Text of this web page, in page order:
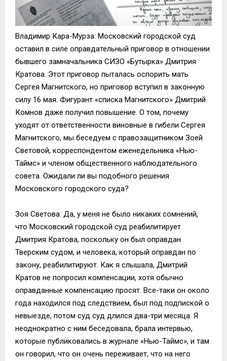
Владимир Кара-Мурза: Московский городской суд
оставил в силе оправдательный приговор в отношении
бывшего замначальника СИЗО «Бутырка» Дмитрия
Кратова. Этот приговор пыталась оспорить мать
Сергея Магнитского, но приговор вступил в законную
силу 16 мая. Фигурант «списка Магнитского» Дмитрий
Комнов даже получил повышение. О том, почему
уходят от ответственности виновные в гибели Сергея
Магнитского, мы беседуем с правозащитником Зоей
Световой, корреспондентом еженедельника «Нью-
Таймс» и членом общественного наблюдательного
совета. Ожидали ли вы подобного решения
Московского городского суда?
Зоя Светова: Да, у меня не было никаких сомнений,
что Московский городской суд реабилитирует
Дмитрия Кратова, поскольку он был оправдан
Тверским судом, и человека, который оправдан по
закону, реабилитируют. Как я слышала, Дмитрий
Кратов не попросил компенсации, хотя обычно
оправданные компенсацию просят. Все-таки он около
года находился под следствием, был под подпиской о
невыезде, потом суд суд длился два-три месяца. Я
неоднократно с ним беседовала, брала интервью,
которые публиковались в журнале «Нью-Таймс», и там
он говорил, что он очень переживает, что на него